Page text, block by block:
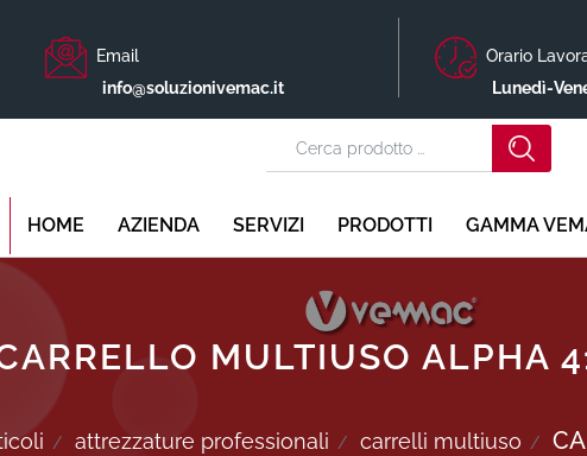
Email
info@soluzionivemac.it
Orario
Lunedì-
HOME AZIENDA SERVIZI PRODOTTI GAMMA
MULTIUSO ALPHA
attrezzature professionali carrelli multiuso